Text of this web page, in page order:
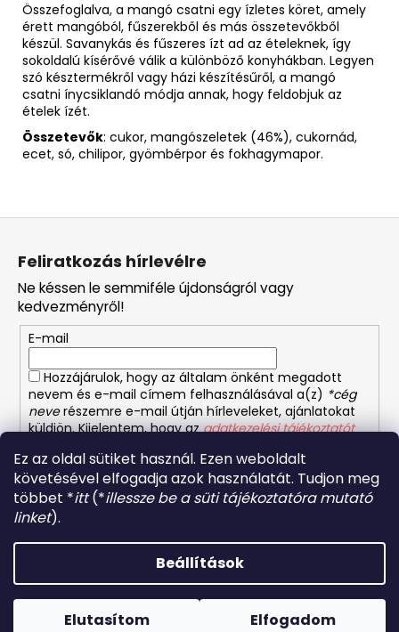
Ez az oldal sütiket használ. Ezen weboldalt
követésével elfogadja azok használatát. Tudjon meg
többet *itt(*illessze be a süti tájékoztatóra mutató
linket).
Beállítások
Elutasítom Elfogadom
Forró napokon nem javasoljuk a csomagautomatákba
történő kézbesítést. A magas hőmérsékletre érzékeny
termékek átvételkor nem biztos, hogy optimális állapotban
Összefoglalva, a mangó csatni egy ízletes köret, amely
érett mangóból, fűszerekből és más összetevőkből
készül. Savanykás és fűszeres ízt ad az ételeknek, így
sokoldalú kísérővé válik a különböző konyhákban. Legyen
szó késztermékről vagy házi készítésűről, a mangó
csatni ínycsiklandó módja annak, hogy feldobjuk az
ételek ízét.
Összetevők: cukor, mangószeletek (46%), cukornád,
ecet, só, chilipor, gyömbérpor és fokhagymapor.
Feliratkozás hírlevélre
Ne késsen le semmiféle újdonságról vagy
kedvezményről!
E-mail
Hozzájárulok, hogy az általam önként megadott
nevem és e-mail címem felhasználásával a(z) *cég
neverészemre e-mail útján hírleveleket, ajánlatokat
küldjön. Kijelentem, hogy azadatkezelési tájékoztatót
bármikor visszavonhatom.
FELIRATKOZÁS
Copyright 2026Orientalis etelek. Minden jog fenntartva.
Süti beállítások szerkesztése